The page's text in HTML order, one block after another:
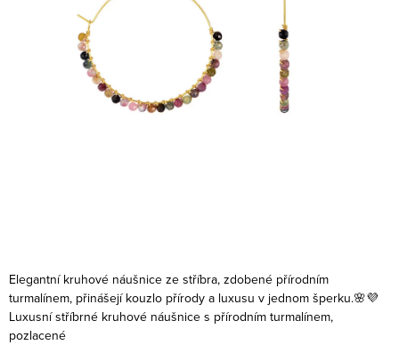
Elegantní kruhové náušnice ze stříbra, zdobené přírodním
turmalínem, přinášejí kouzlo přírody a luxusu v jednom šperku.🌸💜
Luxusní stříbrné kruhové náušnice s přírodním turmalínem,
pozlacené